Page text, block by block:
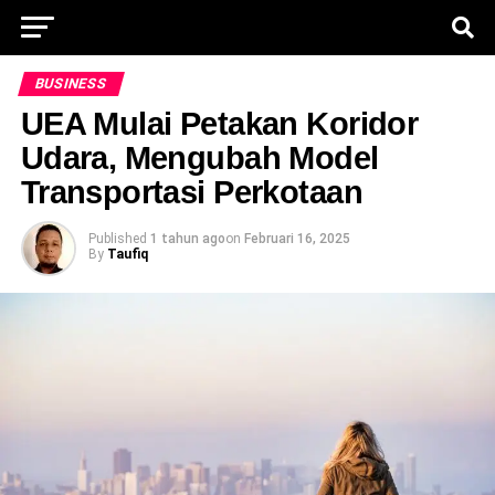
BUSINESS
UEA Mulai Petakan Koridor
Udara, Mengubah Model
Transportasi Perkotaan
Published 1 tahun agoon Februari 16, 2025
By Taufiq